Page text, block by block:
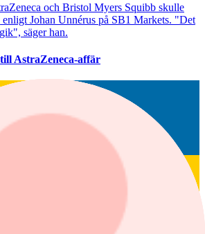
och Bristol Myers Squibb skulle
Johan Unnérus på SB1 Markets. "Det
säger han.
AstraZeneca-affär